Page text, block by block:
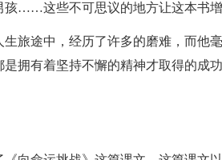
孩……这些不可思议的地方让这本书增
生旅途中，经历了许多的磨难，而他
是拥有着坚持不懈的精神才取得的成